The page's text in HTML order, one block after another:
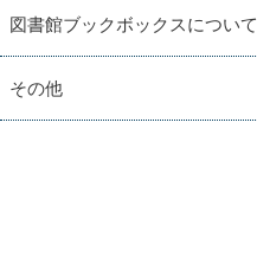
図書館ブックボックスについて
その他